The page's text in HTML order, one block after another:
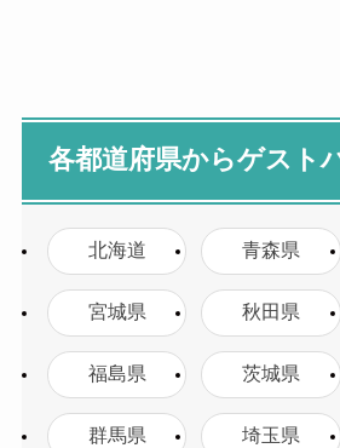
各都道府県からゲスト
北海道 青森県
宮城県 秋田県
福島県 茨城県
群馬県 埼玉県